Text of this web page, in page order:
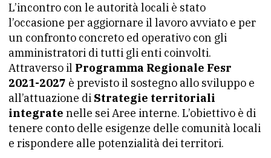
L’incontro con le autorità locali è stato
l’occasione per aggiornare il lavoro avviato e per
un confronto concreto ed operativo con gli
amministratori di tutti gli enti coinvolti.
Attraverso il Programma Regionale Fesr
2021-2027 è previsto il sostegno allo sviluppo e
all’attuazione di Strategie territoriali
integrate nelle sei Aree interne. L’obiettivo è di
tenere conto delle esigenze delle comunità locali
e rispondere alle potenzialità dei territori.